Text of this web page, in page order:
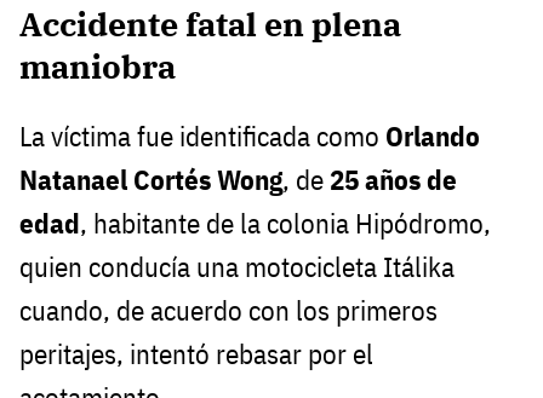
Accidente fatal en plena
maniobra
La víctima fue identificada como Orlando
Natanael Cortés Wong, de 25 años de
edad, habitante de la colonia Hipódromo,
quien conducía una motocicleta Itálika
cuando, de acuerdo con los primeros
peritajes, intentó rebasar por el